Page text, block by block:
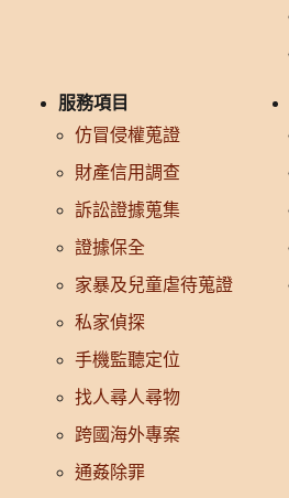
服務項目
仿冒侵權蒐證
財產信用調查
訴訟證據蒐集
證據保全
家暴及兒童虐待蒐證
私家偵探
手機監聽定位
找人尋人尋物
跨國海外專案
通姦除罪